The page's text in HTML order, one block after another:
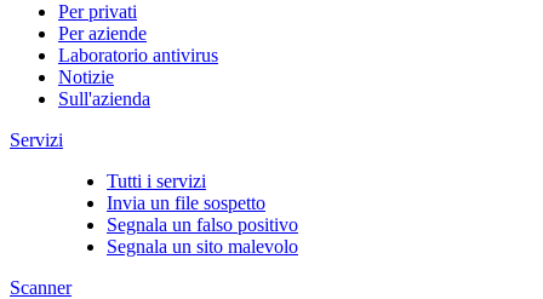
Per privati
Per aziende
Laboratorio antivirus
Notizie
Sull'azienda
Servizi
Tutti i servizi
Invia un file sospetto
Segnala un falso positivo
Segnala un sito malevolo
Scanner